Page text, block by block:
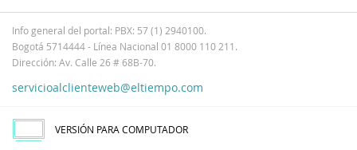
Info general del portal: PBX: 57 (1) 2940100.
Bogotá 5714444 - Línea Nacional 01 8000 110 211.
Dirección: Av. Calle 26 # 68B-70.
servicioalclienteweb@eltiempo.com
VERSIÓN PARA COMPUTADOR